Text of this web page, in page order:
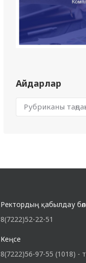
Айдарлар
Ректордың қабылдау
8(7222)52-22-51
Кеңсе
8(7222)56-97-55 (1018) -